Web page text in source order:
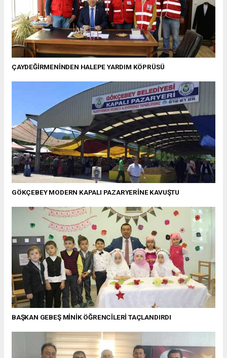
ÇAYDEĞİRMENİNDEN HALEPE YARDIM KÖPRÜSÜ
GÖKÇEBEY MODERN KAPALI PAZARYERİNE KAVUŞTU
BAŞKAN GEBEŞ MİNİK ÖĞRENCİLERİ TAÇLANDIRDI